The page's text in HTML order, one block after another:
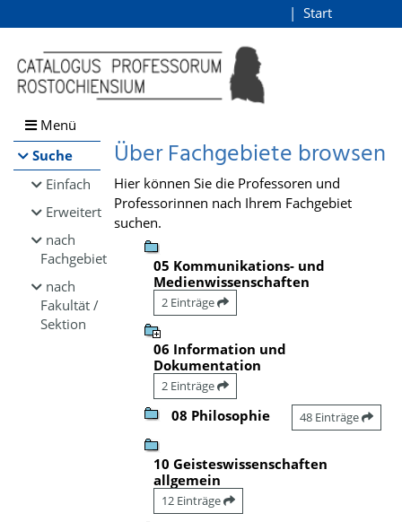
Browsen
direkt zum Inhalt
Start
Menü
Suche
Einfach
Erweitert
nach
Fachgebiet
nach
Fakultät /
Sektion
Über Fachgebiete browsen
Hier können Sie die Professoren und
Professorinnen nach Ihrem Fachgebiet
suchen.
05 Kommunikations- und
Medienwissenschaften
2 Einträge
06 Information und
Dokumentation
2 Einträge
08 Philosophie 48 Einträge
10 Geisteswissenschaften
allgemein
12 Einträge